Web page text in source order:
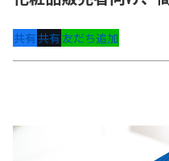
共有共有友だち追加